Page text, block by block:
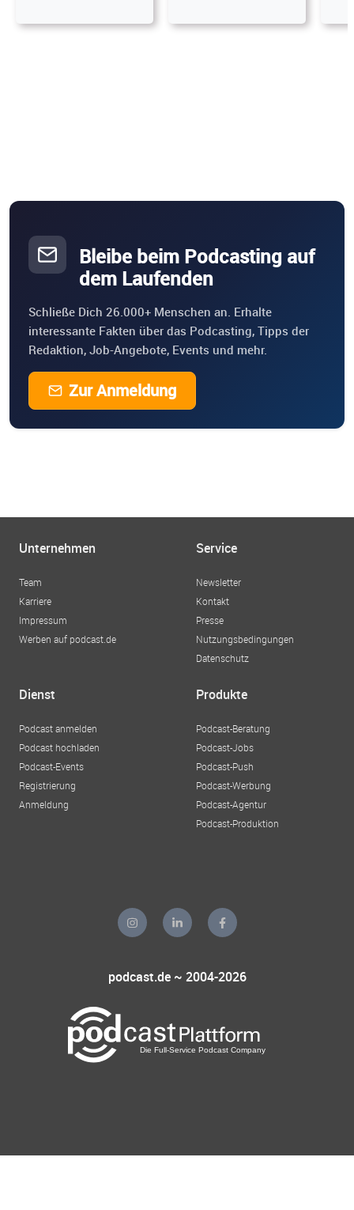
Bleibe beim Podcasting auf
dem Laufenden
Schließe Dich 26.000+ Menschen an. Erhalte
interessante Fakten über das Podcasting, Tipps der
Redaktion, Job-Angebote, Events und mehr.
Zur Anmeldung
Unternehmen
Team
Karriere
Impressum
Werben auf podcast.de
Service
Newsletter
Kontakt
Presse
Nutzungsbedingungen
Datenschutz
Dienst
Podcast anmelden
Podcast hochladen
Podcast-Events
Registrierung
Anmeldung
Produkte
Podcast-Beratung
Podcast-Jobs
Podcast-Push
Podcast-Werbung
Podcast-Agentur
Podcast-Produktion
podcast.de ~ 2004-2026